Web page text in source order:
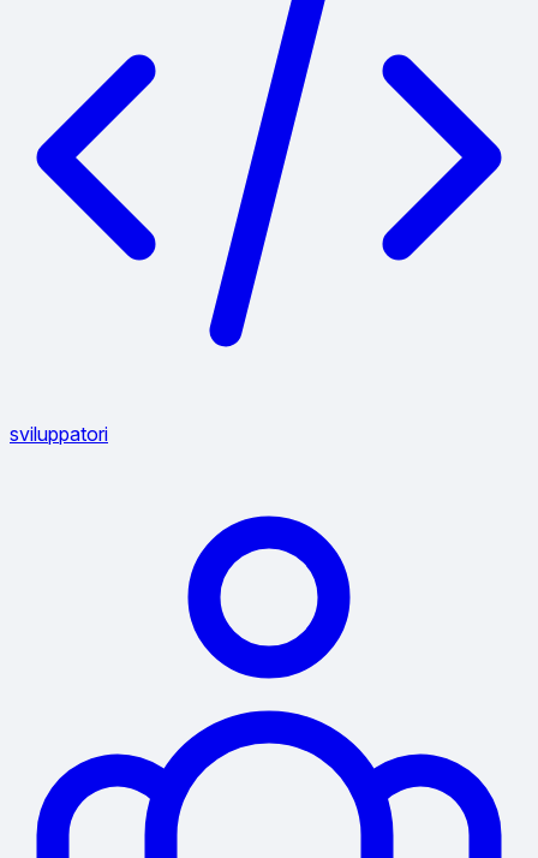
sviluppatori